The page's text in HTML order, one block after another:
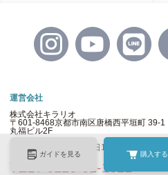
ガイドを見る 購入する
運営会社
株式会社キラリオ
〒601-8468京都市南区唐橋西平垣町 39-1
丸福ビル2F
お問い合わせ時間：平日10時-17時
TEL / 0120-01-1321